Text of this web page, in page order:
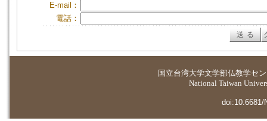
E-mail：
電話：
国立台湾大学文学部仏教学セ
National Taiwan
doi:10.6681/